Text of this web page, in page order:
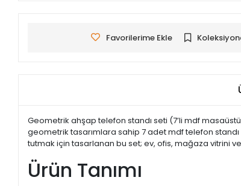
Favorilerime Ekle
Geometrik ahşap telefon standı seti (7’li mdf
geometrik tasarımlara sahip 7 adet mdf telefon
tutmak için tasarlanan bu set; ev, ofis, mağaza vitrini
Ürün Tanımı